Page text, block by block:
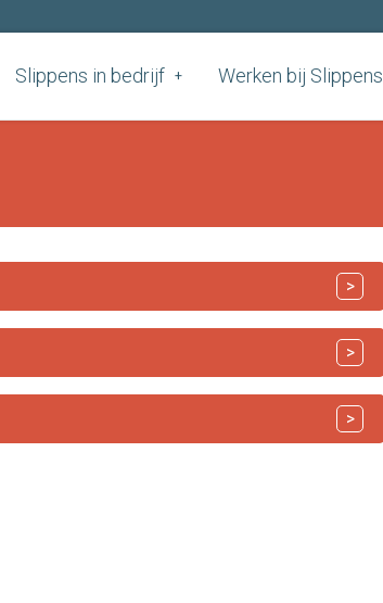
Slippens in bedrijf Werken bij Slippens